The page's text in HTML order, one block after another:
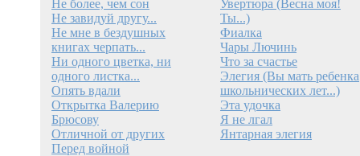
Не более, чем сон
Не завидуй другу...
Не мне в бездушных
книгах черпать...
Ни одного цветка, ни
одного листка...
Опять вдали
Открытка Валерию
Брюсову
Отличной от других
Перед войной
Увертюра (Весна моя!
Ты...)
Фиалка
Чары Лючинь
Что за счастье
Элегия (Вы мать ребенка
школьнических лет...)
Эта удочка
Я не лгал
Янтарная элегия